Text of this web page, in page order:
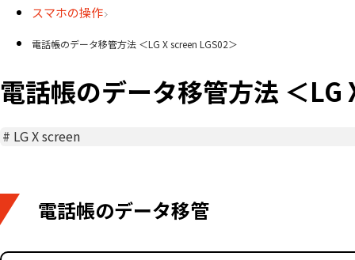
スマホの操作
電話帳のデータ移管方法 ＜LG X screen LGS02＞
電話帳のデータ移管方法 ＜LG
# LG X screen
電話帳のデータ移管